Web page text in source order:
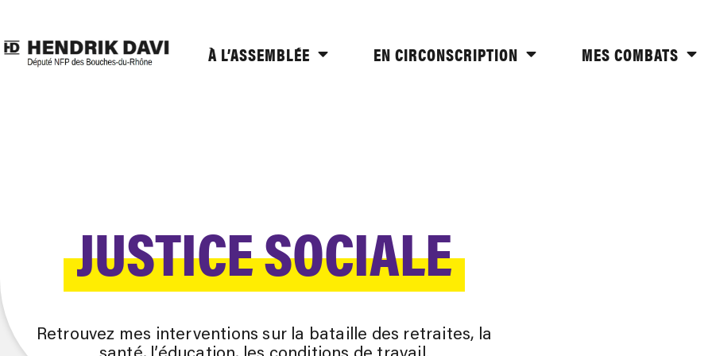
À L’ASSEMBLÉE EN CIRCONSCRIPTION MES COMBATS
JUSTICE SOCIALE
Retrouvez mes interventions sur la bataille des retraites, la